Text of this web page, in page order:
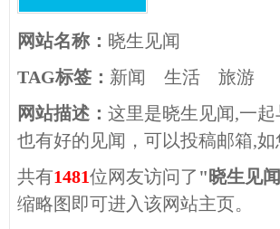
网站名称： 晓生见闻
TAG标签： 新闻 生活
旅游
网站描述： 这里是晓生见闻,一
也有好的见闻，可以投稿邮箱,
共有1481位网友访问了 "晓生见
缩略图即可进入该网站主页。